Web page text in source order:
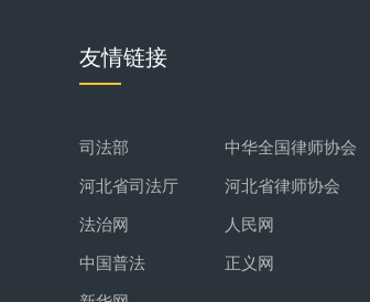
友情链接
司法部 中华全国律师协会
河北省司法厅 河北省律师协会
法治网 人民网
中国普法 正义网